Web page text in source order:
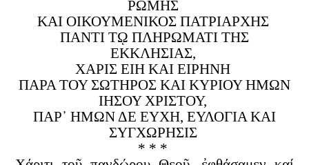
ΡΩΜΗΣ
ΚΑΙ ΟΙΚΟΥΜΕΝΙΚΟΣ ΠΑΤΡΙΑΡΧΗΣ
ΠΑΝΤΙ Τῼ ΠΛΗΡΩΜΑΤΙ ΤΗΣ
ΕΚΚΛΗΣΙΑΣ,
ΧΑΡΙΣ ΕΙΗ ΚΑΙ ΕΙΡΗΝΗ
ΠΑΡΑ ΤΟΥ ΣΩΤΗΡΟΣ ΚΑΙ ΚΥΡΙΟΥ ΗΜΩΝ
ΙΗΣΟΥ ΧΡΙΣΤΟΥ,
ΠΑΡ᾿ HΜΩΝ ΔΕ ΕΥΧΗ, ΕΥΛΟΓΙΑ ΚΑΙ
ΣΥΓΧΩΡΗΣΙΣ
* * *